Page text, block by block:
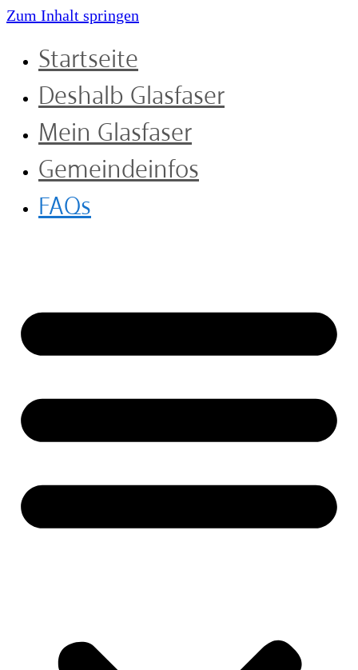
Zum Inhalt springen
Startseite
Deshalb Glasfaser
Mein Glasfaser
Gemeindeinfos
FAQs